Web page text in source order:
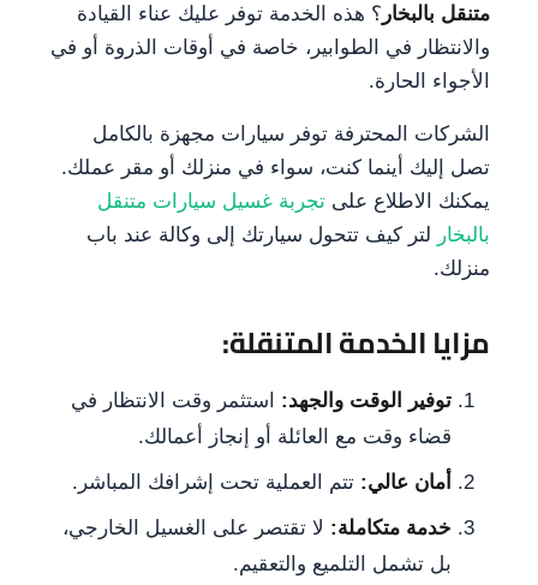
متنقل بالبخار ؟ هذه الخدمة توفر عليك عناء القيادة
والانتظار في الطوابير، خاصة في أوقات الذروة أو في
الأجواء الحارة.
الشركات المحترفة توفر سيارات مجهزة بالكامل
تصل إليك أينما كنت، سواء في منزلك أو مقر عملك.
يمكنك الاطلاع على تجربة غسيل سيارات متنقل
بالبخار لتر كيف تتحول سيارتك إلى وكالة عند باب
منزلك.
مزايا الخدمة المتنقلة:
توفير الوقت والجهد: استثمر وقت الانتظار في
قضاء وقت مع العائلة أو إنجاز أعمالك.
أمان عالي: تتم العملية تحت إشرافك المباشر.
خدمة متكاملة: لا تقتصر على الغسيل الخارجي،
بل تشمل التلميع والتعقيم.